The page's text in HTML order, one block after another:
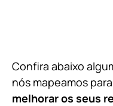
Confira abaixo
nós mapeamos
melhorar os seus